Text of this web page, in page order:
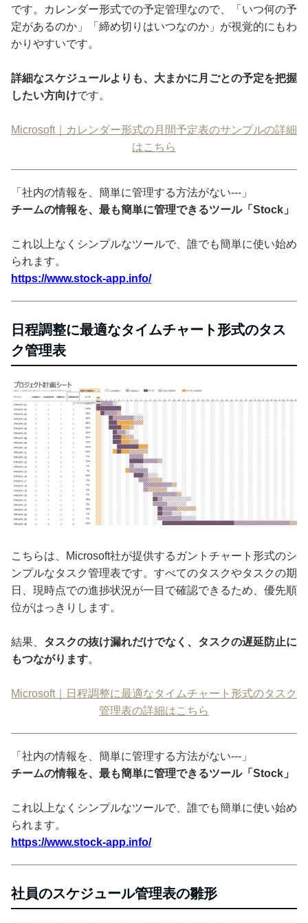
です。カレンダー形式での予定管理なので、「いつ何の予
定があるのか」「締め切りはいつなのか」が視覚的にもわ
かりやすいです。
詳細なスケジュールよりも、大まかに月ごとの予定を把握
したい方向けです。
Microsoft｜カレンダー形式の月間予定表のサンプルの詳細
はこちら
「社内の情報を、簡単に管理する方法がない---」
チームの情報を、最も簡単に管理できるツール「Stock」
これ以上なくシンプルなツールで、誰でも簡単に使い始め
られます。
https://www.stock-app.info/
日程調整に最適なタイムチャート形式のタス
ク管理表
こちらは、Microsoft社が提供するガントチャート形式のシ
ンプルなタスク管理表です。すべてのタスクやタスクの期
日、現時点での進捗状況が一目で確認できるため、優先順
位がはっきりします。
結果、 タスクの抜け漏れだけでなく、タスクの遅延防止に
もつながります。
Microsoft｜日程調整に最適なタイムチャート形式のタスク
管理表の詳細はこちら
「社内の情報を、簡単に管理する方法がない---」
チームの情報を、最も簡単に管理できるツール「Stock」
これ以上なくシンプルなツールで、誰でも簡単に使い始め
られます。
https://www.stock-app.info/
社員のスケジュール管理表の雛形